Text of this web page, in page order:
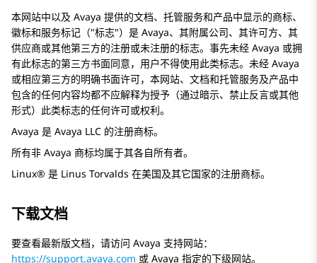
本网站中以及 Avaya 提供的文档、托管服务和产品中显示的商标、
徽标和服务标记（ 标志 ）是 Avaya、其附属公司、其许可方、其
供应商或其他第三方的注册或未注册的标志。事先未经 Avaya 或拥
有此标志的第三方书面同意，用户不得使用此类标志。未经 Avaya
或相应第三方的明确书面许可，本网站、文档和托管服务及产品中
包含的任何内容均都不应解释为授予（通过暗示、禁止反言或其他
形式）此类标志的任何许可或权利。
Avaya 是 Avaya LLC 的注册商标。
所有非 Avaya 商标均属于其各自所有者。
Linux® 是 Linus Torvalds 在美国及其它国家的注册商标。
下载文档
要查看最新版文档，请访问 Avaya 支持网站：
https://support.avaya.com 或 Avaya 指定的下级网站。